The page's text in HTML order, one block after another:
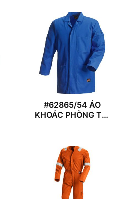
#62865/54 ÁO
KHOÁC PHÒNG THÍ